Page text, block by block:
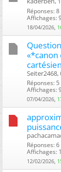
Réponses: 8
Affichages:
18/04/2026,
«*canon
cartésien
Seiter2468,
Réponses: 5
Affichages:
07/04/2026,
Réponses: 6
Affichages:
12/02/2026,